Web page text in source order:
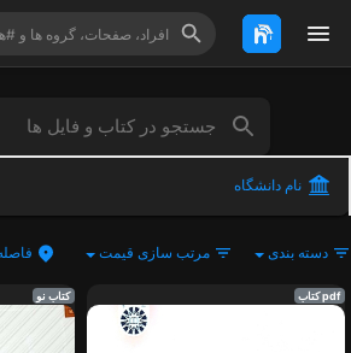
نام دانشگاه
دسته بندی مرتب سازی قیمت
pdf کتاب کتاب نو